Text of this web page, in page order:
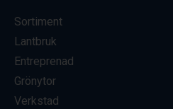
Sortiment
Lantbruk
Entreprenad
Grönytor
Verkstad